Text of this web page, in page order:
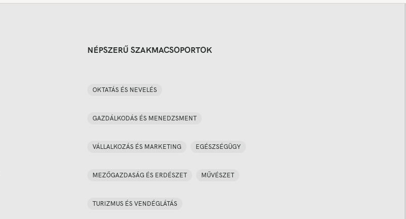
NÉPSZERŰ SZAKMACSOPORTOK
OKTATÁS ÉS NEVELÉS
GAZDÁLKODÁS ÉS MENEDZSMENT
VÁLLALKOZÁS ÉS MARKETING EGÉSZSÉGÜGY
MEZŐGAZDASÁG ÉS ERDÉSZET MŰVÉSZET
TURIZMUS ÉS VENDÉGLÁTÁS